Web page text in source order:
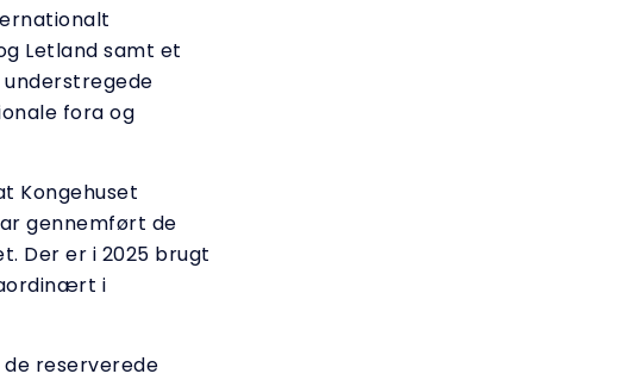
Letland samt et
fora og
Kongehuset
gennemført de
Der er i 2025 brugt
i
reserverede